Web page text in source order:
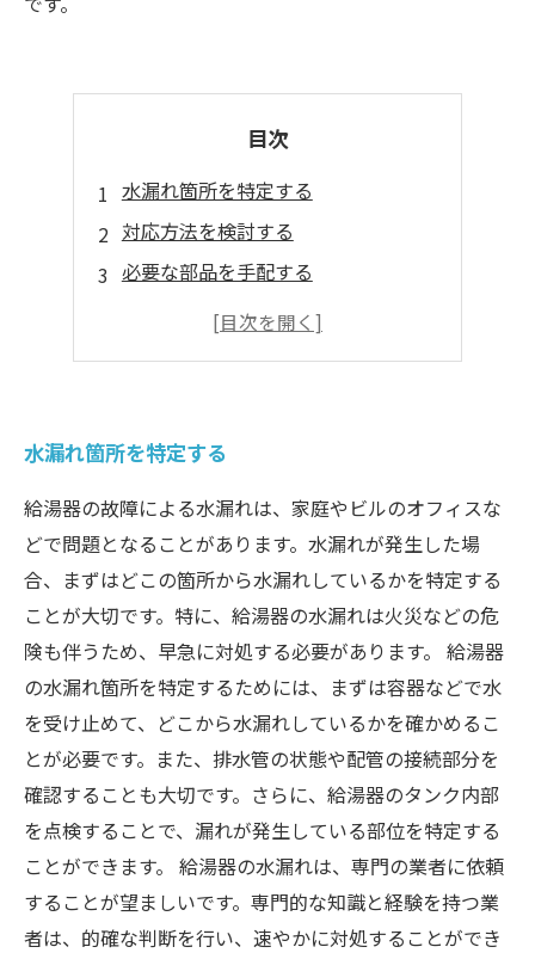
目次
水漏れ箇所を特定する
対応方法を検討する
必要な部品を手配する
迅速な修理を行う
水漏れ箇所を特定する
給湯器の故障による水漏れは、家庭やビルのオフィスな
どで問題となることがあります。水漏れが発生した場
合、まずはどこの箇所から水漏れしているかを特定する
ことが大切です。特に、給湯器の水漏れは火災などの危
険も伴うため、早急に対処する必要があります。 給湯器
の水漏れ箇所を特定するためには、まずは容器などで水
を受け止めて、どこから水漏れしているかを確かめるこ
とが必要です。また、排水管の状態や配管の接続部分を
確認することも大切です。さらに、給湯器のタンク内部
を点検することで、漏れが発生している部位を特定する
ことができます。 給湯器の水漏れは、専門の業者に依頼
することが望ましいです。専門的な知識と経験を持つ業
者は、的確な判断を行い、速やかに対処することができ